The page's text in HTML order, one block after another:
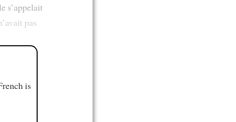
s’appelait
pas
is